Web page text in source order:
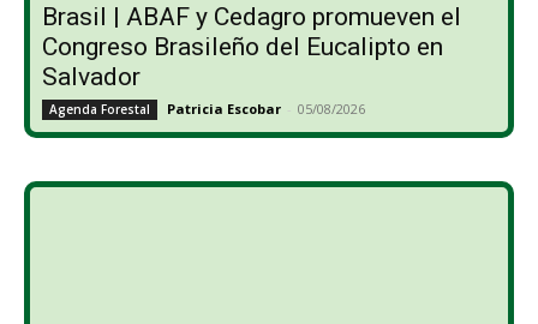
Brasil | ABAF y Cedagro promueven el
Congreso Brasileño del Eucalipto en
Salvador
Agenda Forestal Patricia Escobar - 05/08/2026